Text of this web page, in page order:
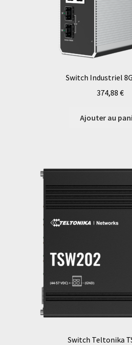
Switch Industriel
374,88 €
Ajouter au
Switch Teltonika